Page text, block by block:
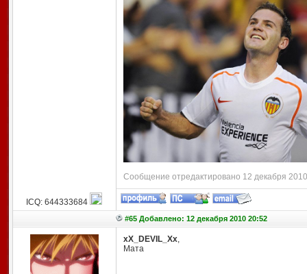
Сообщение отредактировано 12 декабря
ICQ: 644333684
#65 Добавлено: 12 декабря 2010 20:52
xX_DEVIL_Xx,
Мата